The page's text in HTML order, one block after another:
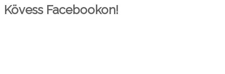
Kövess Facebookon!